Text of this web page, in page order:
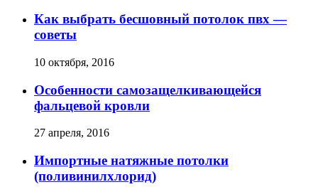
Как выбрать бесшовный потолок пвх —
советы
10 октября, 2016
Особенности самозащелкивающейся
фальцевой кровли
27 апреля, 2016
Импортные натяжные потолки
(поливинилхлорид)